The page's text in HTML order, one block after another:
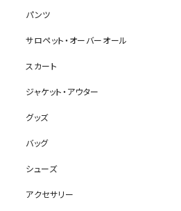
パンツ
サロペット・オーバーオール
スカート
ジャケット・アウター
グッズ
バッグ
シューズ
アクセサリー